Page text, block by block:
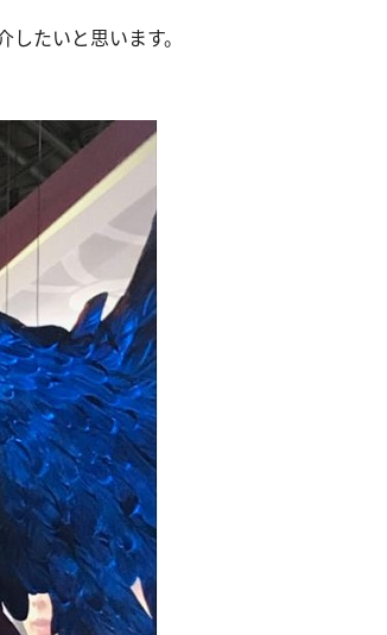
たいと思います。